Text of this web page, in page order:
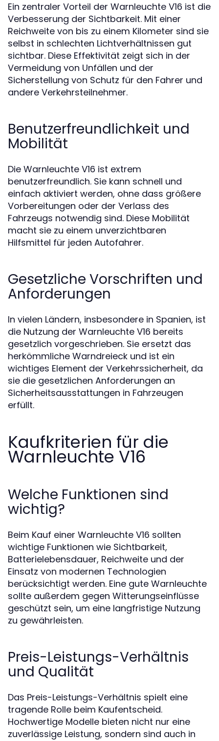
Ein zentraler Vorteil der Warnleuchte V16 ist die
Verbesserung der Sichtbarkeit. Mit einer
Reichweite von bis zu einem Kilometer sind sie
selbst in schlechten Lichtverhältnissen gut
sichtbar. Diese Effektivität zeigt sich in der
Vermeidung von Unfällen und der
Sicherstellung von Schutz für den Fahrer und
andere Verkehrsteilnehmer.
Benutzerfreundlichkeit und
Mobilität
Die Warnleuchte V16 ist extrem
benutzerfreundlich. Sie kann schnell und
einfach aktiviert werden, ohne dass größere
Vorbereitungen oder der Verlass des
Fahrzeugs notwendig sind. Diese Mobilität
macht sie zu einem unverzichtbaren
Hilfsmittel für jeden Autofahrer.
Gesetzliche Vorschriften und
Anforderungen
In vielen Ländern, insbesondere in Spanien, ist
die Nutzung der Warnleuchte V16 bereits
gesetzlich vorgeschrieben. Sie ersetzt das
herkömmliche Warndreieck und ist ein
wichtiges Element der Verkehrssicherheit, da
sie die gesetzlichen Anforderungen an
Sicherheitsausstattungen in Fahrzeugen
erfüllt.
Kaufkriterien für die
Warnleuchte V16
Welche Funktionen sind
wichtig?
Beim Kauf einer Warnleuchte V16 sollten
wichtige Funktionen wie Sichtbarkeit,
Batterielebensdauer, Reichweite und der
Einsatz von modernen Technologien
berücksichtigt werden. Eine gute Warnleuchte
sollte außerdem gegen Witterungseinflüsse
geschützt sein, um eine langfristige Nutzung
zu gewährleisten.
Preis-Leistungs-Verhältnis
und Qualität
Das Preis-Leistungs-Verhältnis spielt eine
tragende Rolle beim Kaufentscheid.
Hochwertige Modelle bieten nicht nur eine
zuverlässige Leistung, sondern sind auch in